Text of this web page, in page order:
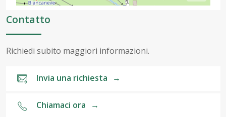
Contatto
Richiedi subito maggiori informazioni.
Invia una richiesta →
Chiamaci ora →